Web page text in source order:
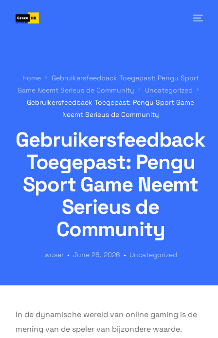
Home
Gebruikersfeedback Toegepast: Pengu Sport
Game Neemt Serieus de Community
Uncategorized
Gebruikersfeedback Toegepast: Pengu Sport Game
Neemt Serieus de Community
Gebruikersfeedback
Toegepast: Pengu
Sport Game Neemt
Serieus de
Community
wuser June 26, 2026 Uncategorized
In de dynamische wereld van online gaming is de
mening van de speler van bijzondere waarde.